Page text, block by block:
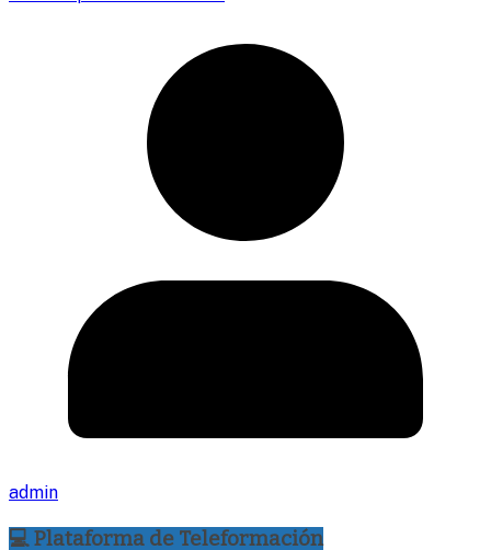
admin
💻 Plataforma de Teleformación